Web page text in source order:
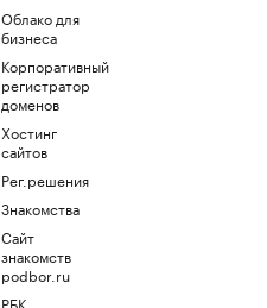
Облако для
бизнеса
Корпоративный
регистратор
доменов
Хостинг
сайтов
Рег.решения
Знакомства
Сайт
знакомств
podbor.ru
РБК